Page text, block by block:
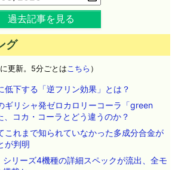
過去記事を見る
グ
更新。5分ごとはこちら ）
低下する「逆フリン効果」とは？
ギリシャ発ゼロカロリーコーラ「green
コカ・コーラとどう違うのか？
これまで知られていなかった多成分合金が
が判明
リーズ4機種の詳細スペックが流出、全モ